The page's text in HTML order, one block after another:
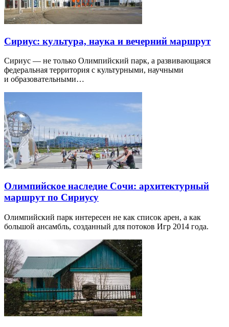
Сириус: культура, наука и вечерний маршрут
Сириус — не только Олимпийский парк, а развивающаяся
федеральная территория с культурными, научными
и образовательными…
Олимпийское наследие Сочи: архитектурный
маршрут по Сириусу
Олимпийский парк интересен не как список арен, а как
большой ансамбль, созданный для потоков Игр 2014 года.